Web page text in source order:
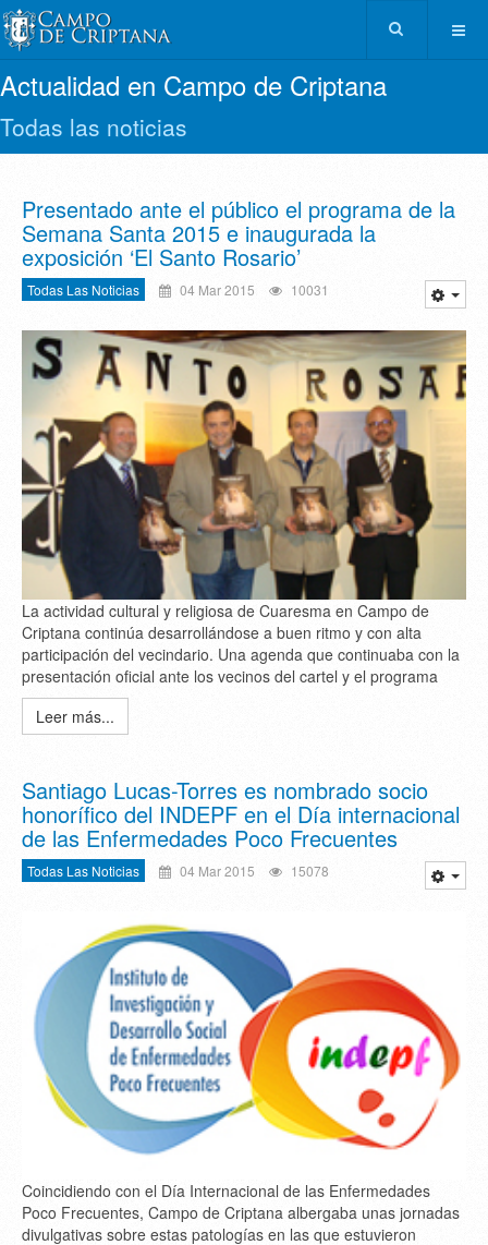
Actualidad en Campo de Criptana
Todas las noticias
Presentado ante el público el programa de la
Semana Santa 2015 e inaugurada la
exposición ‘El Santo Rosario’
Todas Las Noticias 04 Mar 2015 10031
La actividad cultural y religiosa de Cuaresma en Campo de
Criptana continúa desarrollándose a buen ritmo y con alta
participación del vecindario. Una agenda que continuaba con la
presentación oficial ante los vecinos del cartel y el programa
Leer más...
Santiago Lucas-Torres es nombrado socio
honorífico del INDEPF en el Día internacional
de las Enfermedades Poco Frecuentes
Todas Las Noticias 04 Mar 2015 15078
Coincidiendo con el Día Internacional de las Enfermedades
Poco Frecuentes, Campo de Criptana albergaba unas jornadas
divulgativas sobre estas patologías en las que estuvieron